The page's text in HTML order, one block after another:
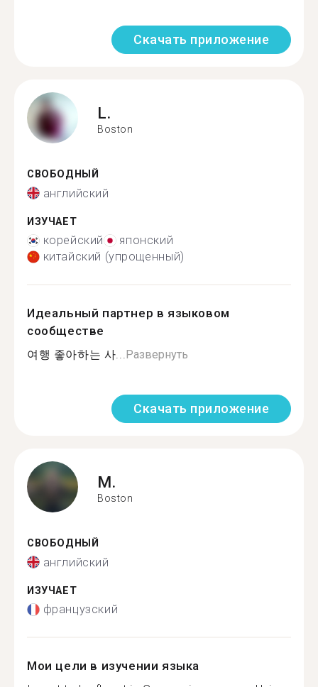
Скачать приложение
L.
Boston
СВОБОДНЫЙ
английский
ИЗУЧАЕТ
корейский
японский
китайский (упрощенный)
Идеальный партнер в языковом
сообществе
여행 좋아하는 사...Развернуть
Скачать приложение
M.
Boston
СВОБОДНЫЙ
английский
ИЗУЧАЕТ
французский
Мои цели в изучении языка